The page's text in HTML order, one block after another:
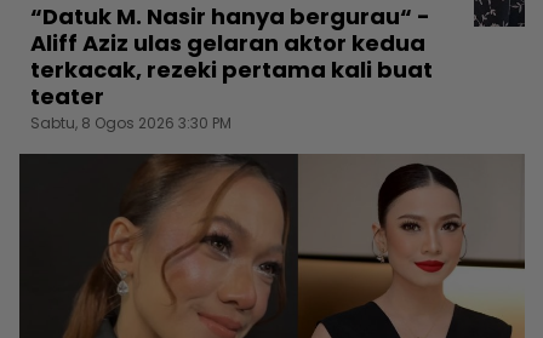
“Datuk M. Nasir hanya bergurau“ -
Aliff Aziz ulas gelaran aktor kedua
terkacak, rezeki pertama kali buat
teater
Sabtu, 8 Ogos 2026 3:30 PM